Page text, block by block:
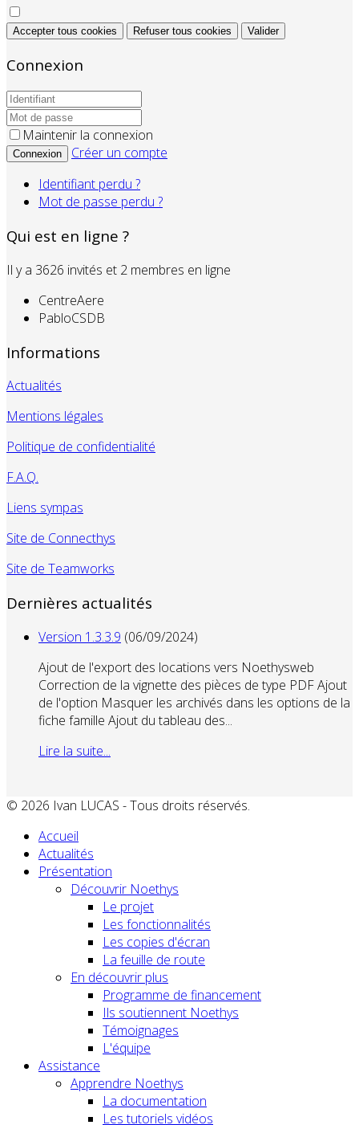
Accepter tous cookies Refuser tous cookies Valider
Connexion
Maintenir la connexion
Connexion
Créer un compte
Identifiant perdu ?
Mot de passe perdu ?
Qui est en ligne ?
Il y a 3626 invités et 2 membres en ligne
CentreAere
PabloCSDB
Informations
Actualités
Mentions légales
Politique de confidentialité
F.A.Q.
Liens sympas
Site de Connecthys
Site de Teamworks
Dernières actualités
Version 1.3.3.9 (06/09/2024)
Ajout de l'export des locations vers Noethysweb
Correction de la vignette des pièces de type PDF Ajout
de l'option Masquer les archivés dans les options de la
fiche famille Ajout du tableau des...
Lire la suite...
© 2026 Ivan LUCAS - Tous droits réservés.
Accueil
Actualités
Présentation
Découvrir Noethys
Le projet
Les fonctionnalités
Les copies d'écran
La feuille de route
En découvrir plus
Programme de financement
Ils soutiennent Noethys
Témoignages
L'équipe
Assistance
Apprendre Noethys
La documentation
Les tutoriels vidéos